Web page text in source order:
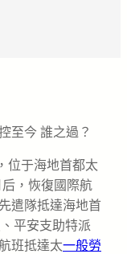
至今 誰之過？
位于海地首都太
，恢復國際航
遣隊抵達海地首
平安支助特派
班抵達太一般勞